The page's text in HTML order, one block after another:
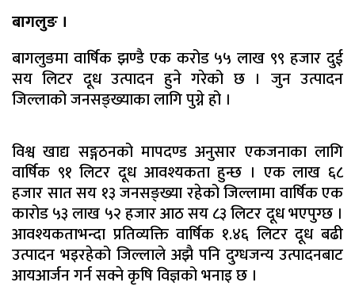
बागलुङ ।
बागलुङमा वार्षिक झण्डै एक करोड ५५ लाख ९९ हजार दुई
सय लिटर दूध उत्पादन हुने गरेको छ । जुन उत्पादन
जिल्लाको जनसङ्ख्याका लागि पुग्ने हो ।
विश्व खाद्य सङ्गठनको मापदण्ड अनुसार एकजनाका लागि
वार्षिक ९१ लिटर दूध आवश्यकता हुन्छ । एक लाख ६८
हजार सात सय १३ जनसङ्ख्या रहेको जिल्लामा वार्षिक एक
कारोड ५३ लाख ५२ हजार आठ सय ८३ लिटर दूध भएपुग्छ ।
आवश्यकताभन्दा प्रतिव्यक्ति वार्षिक १.४६ लिटर दूध बढी
उत्पादन भइरहेको जिल्लाले अझै पनि दुग्धजन्य उत्पादनबाट
आयआर्जन गर्न सक्ने कृषि विज्ञको भनाइ छ ।